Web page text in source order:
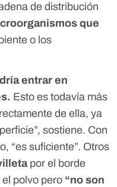
de distribución
que
o los
entrar en
Esto es todavía más
de ella, ya
sostiene. Con
“es suficiente”. Otros
por el borde
polvo pero “no son